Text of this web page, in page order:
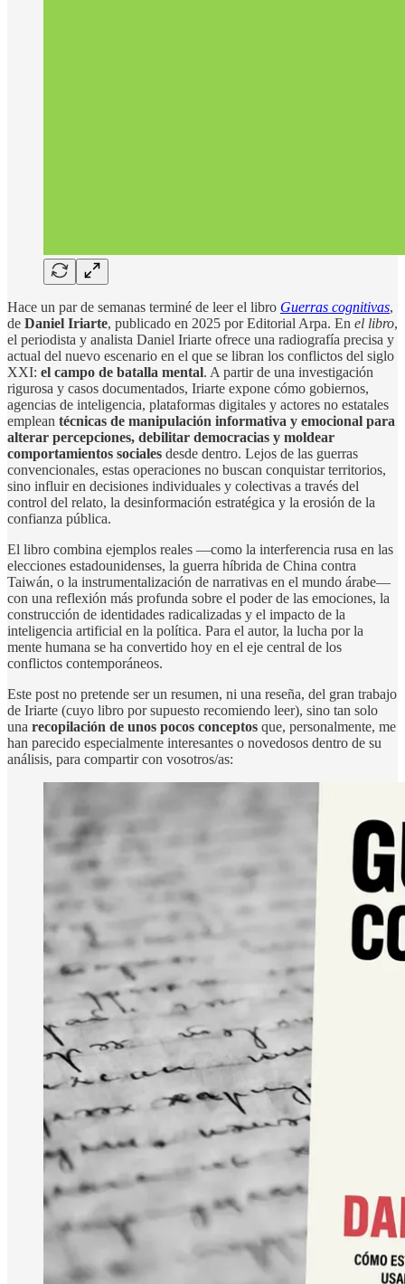
Hace un par de semanas terminé de leer el libro Guerras cognitivas,
de Daniel Iriarte, publicado en 2025 por Editorial Arpa. En el libro,
el periodista y analista Daniel Iriarte ofrece una radiografía precisa y
actual del nuevo escenario en el que se libran los conflictos del siglo
XXI: el campo de batalla mental. A partir de una investigación
rigurosa y casos documentados, Iriarte expone cómo gobiernos,
agencias de inteligencia, plataformas digitales y actores no estatales
emplean técnicas de manipulación informativa y emocional para
alterar percepciones, debilitar democracias y moldear
comportamientos sociales desde dentro. Lejos de las guerras
convencionales, estas operaciones no buscan conquistar territorios,
sino influir en decisiones individuales y colectivas a través del
control del relato, la desinformación estratégica y la erosión de la
confianza pública.
El libro combina ejemplos reales —como la interferencia rusa en las
elecciones estadounidenses, la guerra híbrida de China contra
Taiwán, o la instrumentalización de narrativas en el mundo árabe—
con una reflexión más profunda sobre el poder de las emociones, la
construcción de identidades radicalizadas y el impacto de la
inteligencia artificial en la política. Para el autor, la lucha por la
mente humana se ha convertido hoy en el eje central de los
conflictos contemporáneos.
Este post no pretende ser un resumen, ni una reseña, del gran trabajo
de Iriarte (cuyo libro por supuesto recomiendo leer), sino tan solo
una recopilación de unos pocos conceptos que, personalmente, me
han parecido especialmente interesantes o novedosos dentro de su
análisis, para compartir con vosotros/as: